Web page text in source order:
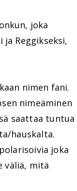
joka
Reggikseksi,
nimen fani.
nimeäminen
saattaa tuntua
hauskalta.
joka
väliä, mitä